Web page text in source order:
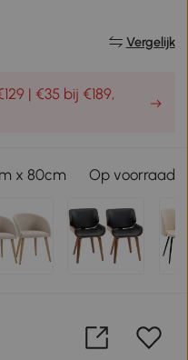
Vergelijk
| €35 bij €189,
x 80cm Op voorraad